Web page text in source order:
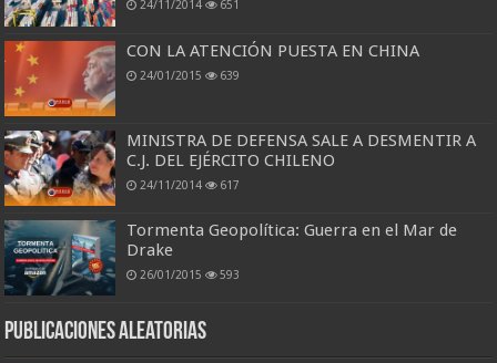
24/11/2014 651
CON LA ATENCIÓN PUESTA EN CHINA
24/01/2015 639
MINISTRA DE DEFENSA SALE A DESMENTIR A
C.J. DEL EJÉRCITO CHILENO
24/11/2014 617
Tormenta Geopolítica: Guerra en el Mar de
Drake
26/01/2015 593
Publicaciones aleatorias